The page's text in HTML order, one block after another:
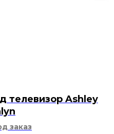
телевизор Ashley
заказ